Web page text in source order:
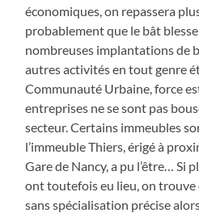
économiques, on repassera
probablement que le bât
nombreuses implantations de
autres activités en tout genre
Communauté Urbaine, force
entreprises ne se sont pas
secteur. Certains immeubles
l’immeuble Thiers, érigé à
Gare de Nancy, a pu l’être… Si
ont toutefois eu lieu, on trouve
sans spécialisation précise